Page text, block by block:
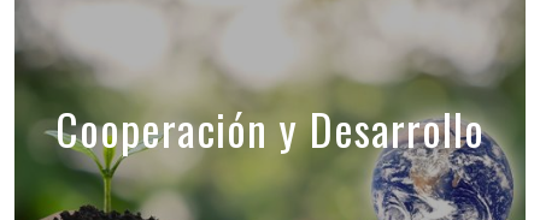
Cooperación y Desarrollo